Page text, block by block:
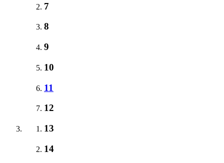
7
8
9
10
11
12
13
14